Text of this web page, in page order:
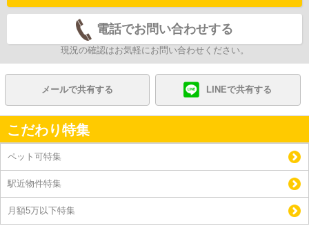
電話でお問い合わせする
現況の確認はお気軽にお問い合わせください。
メールで共有する LINEで共有する
こだわり特集
ペット可特集
駅近物件特集
月額5万以下特集